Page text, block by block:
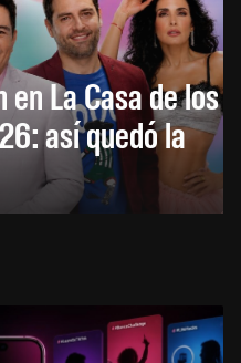
La Casa de los
así quedó la